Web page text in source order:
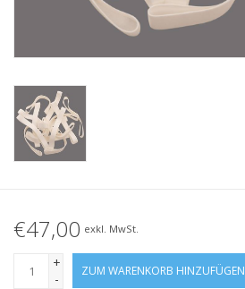
Weiße Gummibänder –
€47,00 exkl. MwSt.
+
-
ZUM WARENKORB HINZUFÜGEN